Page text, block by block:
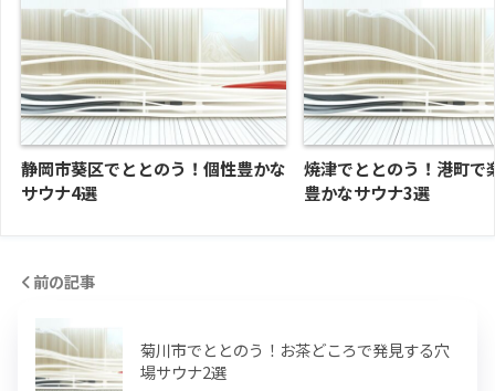
静岡市葵区でととのう！個性豊かな
サウナ4選
焼津でととのう！港町で
豊かなサウナ3選
前の記事
菊川市でととのう！お茶どころで発見する穴
場サウナ2選